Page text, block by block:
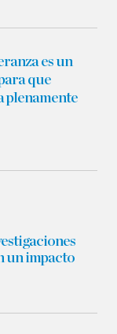
es un
que
plenamente
un impacto